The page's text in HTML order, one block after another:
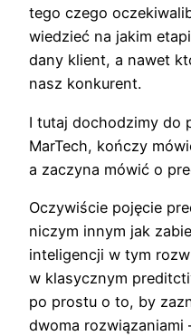
tego czego
wiedzieć na jakim
dany klient, a nawet
nasz konkurent.
I tutaj dochodzimy do
MarTech, kończy
a zaczyna mówić o
Oczywiście pojęcie
niczym innym jak
inteligencji w tym
w klasycznym
po prostu o to, by
dwoma rozwiązaniami